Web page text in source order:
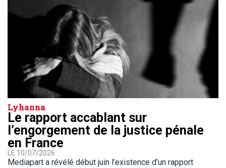
Lyhanna
Le rapport accablant sur
l’engorgement de la justice pénale
en France
LE 10/07/2026
Mediapart a révélé début juin l’existence d’un rapport